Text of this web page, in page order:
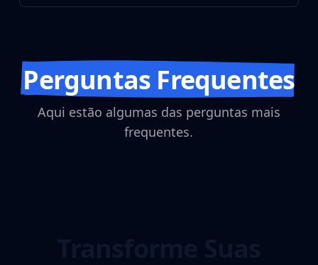
Perguntas Frequentes
Aqui estão algumas das perguntas mais
frequentes.